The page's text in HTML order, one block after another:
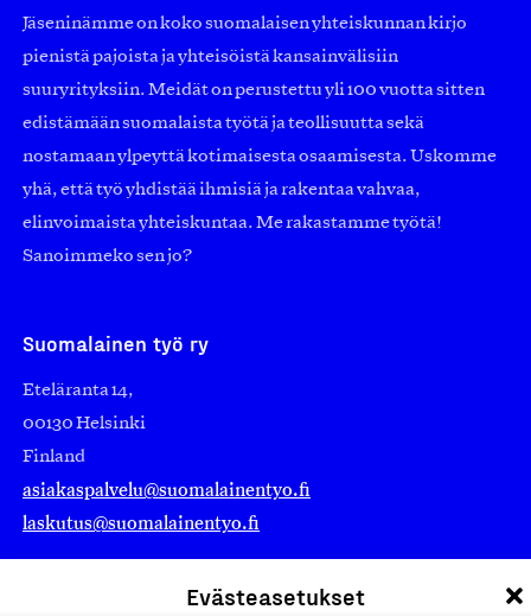
Evästeasetukset
Jäseninämme on koko suomalaisen yhteiskunnan kirjo
pienistä pajoista ja yhteisöistä kansainvälisiin
suuryrityksiin. Meidät on perustettu yli 100 vuotta sitten
edistämään suomalaista työtä ja teollisuutta sekä
nostamaan ylpeyttä kotimaisesta osaamisesta. Uskomme
yhä, että työ yhdistää ihmisiä ja rakentaa vahvaa,
elinvoimaista yhteiskuntaa. Me rakastamme työtä!
Sanoimmeko sen jo?
Suomalainen työ ry
Eteläranta 14,
00130 Helsinki
Finland
asiakaspalvelu@suomalainentyo.fi
laskutus@suomalainentyo.fi